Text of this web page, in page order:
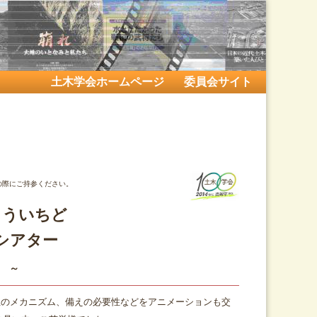
土木学会ホームページ 委員会サイト
にご持参ください。
いちど
アター
～
メカニズム、備えの必要性などをアニメーションも交